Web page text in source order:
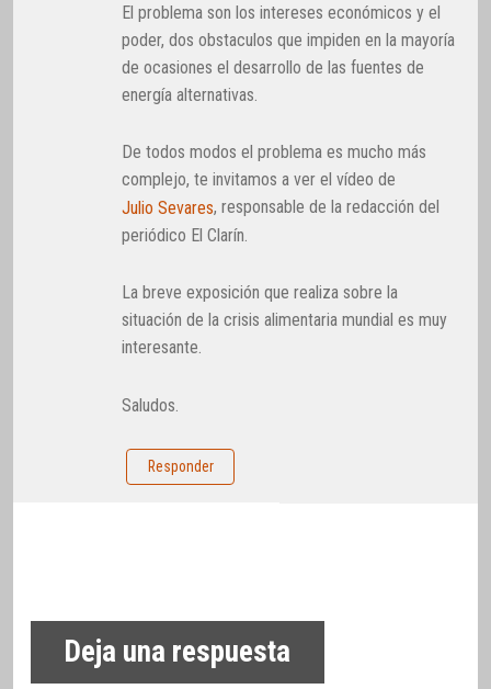
El problema son los intereses económicos y el
poder, dos obstaculos que impiden en la mayoría
de ocasiones el desarrollo de las fuentes de
energía alternativas.
De todos modos el problema es mucho más
complejo, te invitamos a ver el vídeo de
Julio Sevares, responsable de la redacción del
periódico El Clarín.
La breve exposición que realiza sobre la
situación de la crisis alimentaria mundial es muy
interesante.
Saludos.
Responder
Deja una respuesta